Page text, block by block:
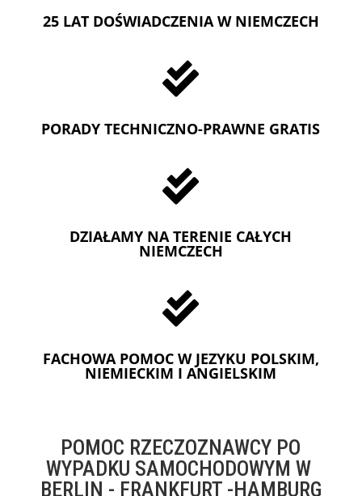
25 LAT DOŚWIADCZENIA W NIEMCZECH

PORADY TECHNICZNO-PRAWNE GRATIS

DZIAŁAMY NA TERENIE CAŁYCH
NIEMCZECH

FACHOWA POMOC W JEZYKU POLSKIM,
NIEMIECKIM I ANGIELSKIM
POMOC RZECZOZNAWCY PO
WYPADKU SAMOCHODOWYM W
BERLIN - FRANKFURT -HAMBURG